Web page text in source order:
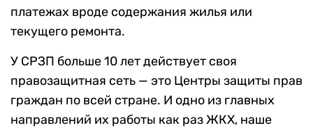
платежах вроде содержания жилья или
текущего ремонта.
У СРЗП больше 10 лет действует своя
правозащитная сеть — это Центры защиты прав
граждан по всей стране. И одно из главных
направлений их работы как раз ЖКХ, наше